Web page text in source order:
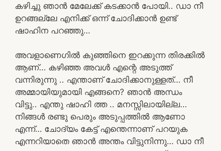
കഴിച്ചു ഞാൻ മേലേക്ക് കടക്കാൻ പോയി.. ഡാ നീ
ഉറങ്ങല്ലേ എനിക്ക് ഒന്ന് ചോദിക്കാൻ ഉണ്ട്
ഷാഹിന പറഞ്ഞു…
അവളാണെഗിൽ കുഞ്ഞിനെ ഇറക്കുന്ന തിരക്കിൽ
ആണ്… കഴിഞ്ഞ അവൾ എന്റെ അടുത്ത്
വന്നിരുന്നു .. എന്താണ് ചോദിക്കാനുള്ളത്… നീ
അമ്മായിയുമായി എങ്ങനെ? ഞാൻ അന്ധം
വിട്ടു.. എന്തു ഷാഹി ത്ത .. മനസ്സിലായില്ല…
നിങ്ങൾ രണ്ടു പെരും അടുപ്പത്തിൽ ആണോ
എന്ന്… ചോദ്യം കേട്ട് എന്തെന്നാണ് പറയുക
എന്നറിയാതെ ഞാൻ അന്തം വിട്ടുനിന്നു… ഡാ നീ